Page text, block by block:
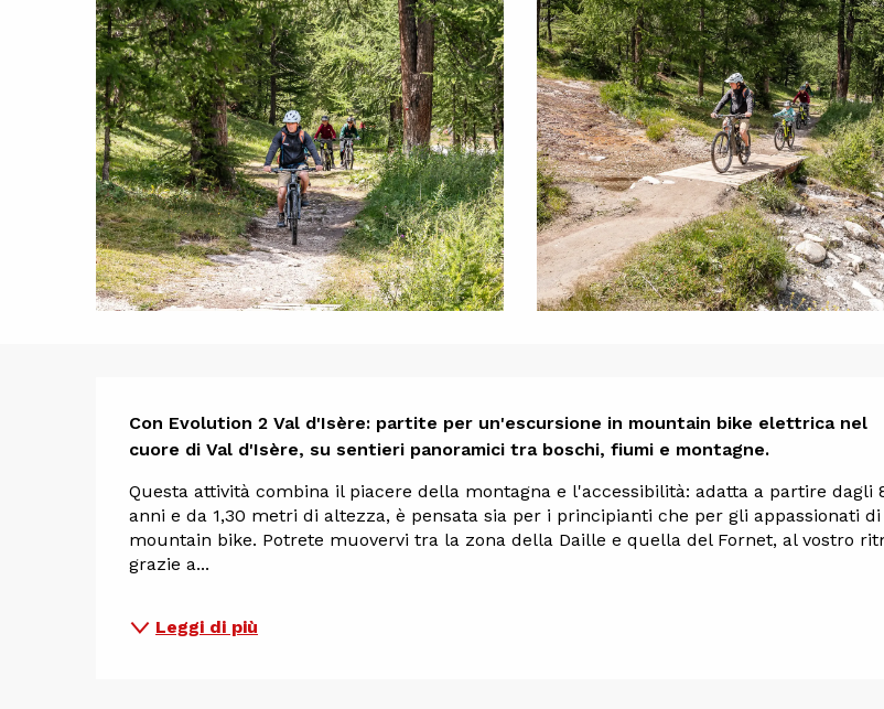
Descrizione
Con Evolution 2 Val d'Isère: partite per un'escursione in mountain bike elettrica nel
cuore di Val d'Isère, su sentieri panoramici tra boschi, fiumi e montagne.
Questa attività combina il piacere della montagna e l'accessibilità: adatta a partire dagli
anni e da 1,30 metri di altezza, è pensata sia per i principianti che per gli appassionati di
mountain bike. Potrete muovervi tra la zona della Daille e quella del Fornet, al vostro
grazie a...
Leggi di più